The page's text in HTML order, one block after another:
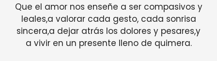
Que el amor nos enseñe a ser compasivos y
leales,a valorar cada gesto, cada sonrisa
sincera,a dejar atrás los dolores y pesares,y
a vivir en un presente lleno de quimera.